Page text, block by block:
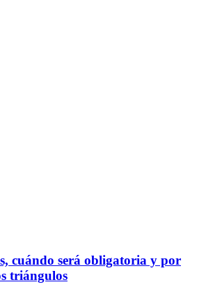
cuándo será obligatoria y por
triángulos